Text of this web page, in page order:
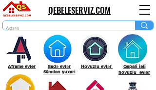
QEBELESERVIZ.COM
Aframe evler
Sadə evlər
50mdan yuxari
Hovuzlu evlər
Qapali isti
hovuzlu evlər